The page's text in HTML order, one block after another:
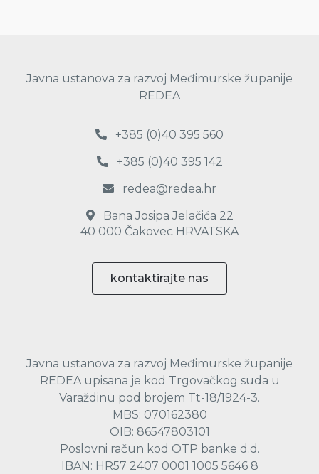
Javna ustanova za razvoj Međimurske županije
REDEA
+385 (0)40 395 560
+385 (0)40 395 142
redea@redea.hr
Bana Josipa Jelačića 22
40 000 Čakovec HRVATSKA
kontaktirajte nas
Javna ustanova za razvoj Međimurske županije
REDEA upisana je kod Trgovačkog suda u
Varaždinu pod brojem Tt-18/1924-3.
MBS: 070162380
OIB: 86547803101
Poslovni račun kod OTP banke d.d.
IBAN: HR57 2407 0001 1005 5646 8